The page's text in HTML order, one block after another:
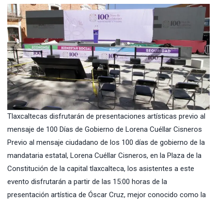
Tlaxcaltecas disfrutarán de presentaciones artísticas previo al
mensaje de 100 Días de Gobierno de Lorena Cuéllar Cisneros
Previo al mensaje ciudadano de los 100 días de gobierno de la
mandataria estatal, Lorena Cuéllar Cisneros, en la Plaza de la
Constitución de la capital tlaxcalteca, los asistentes a este
evento disfrutarán a partir de las 15:00 horas de la
presentación artística de Óscar Cruz, mejor conocido como la